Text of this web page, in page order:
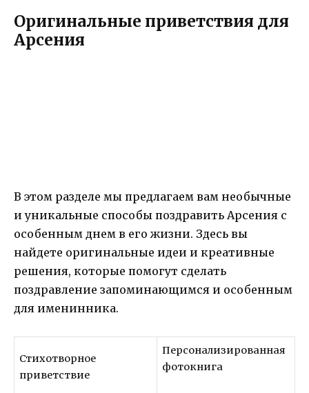
Оригинальные приветствия для
Арсения
В этом разделе мы предлагаем вам необычные
и уникальные способы поздравить Арсения с
особенным днем в его жизни. Здесь вы
найдете оригинальные идеи и креативные
решения, которые помогут сделать
поздравление запоминающимся и особенным
для именинника.
Стихотворное
приветствие
Персонализированная
фотокнига